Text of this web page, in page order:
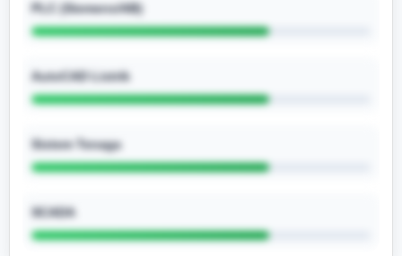
PLC (Siemens/AB)
AutoCAD Listrik
Sistem Tenaga
SCADA